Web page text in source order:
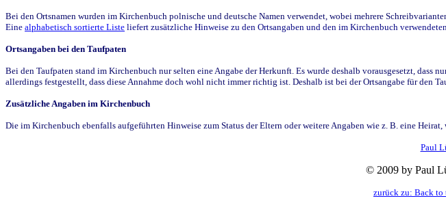
Bei den Ortsnamen wurden im Kirchenbuch polnische und deutsche Namen verwendet, wobei mehrere
Eine alphabetisch sortierte Liste liefert zusätzliche Hinweise zu den Ortsangaben und den im Kirchenbuch
Ortsangaben bei den Taufpaten
Bei den Taufpaten stand im Kirchenbuch nur selten eine Angabe der Herkunft. Es wurde deshalb vorausgesetzt,
allerdings festgestellt, dass diese Annahme doch wohl nicht immer richtig ist. Deshalb ist bei der Ortsangabe für den
Zusätzliche Angaben im Kirchenbuch
Die im Kirchenbuch ebenfalls aufgeführten Hinweise zum Status der Eltern oder weitere Angaben wie z. B. eine Heirat,
Paul
© 2009 by Paul
zurück zu: Back to